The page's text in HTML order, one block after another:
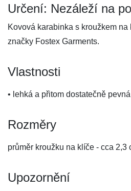
Určení: Nezáleží na
Kovová karabinka s kroužkem
značky Fostex Garments.
Vlastnosti
• lehká a přitom dostatečně pevná
Rozměry
průměr kroužku na klíče - cca 2,3
Upozornění